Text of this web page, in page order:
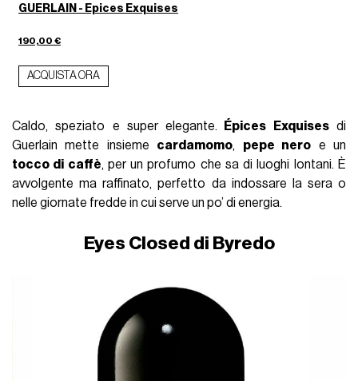
GUERLAIN - Epices Exquises
190,00 €
ACQUISTA ORA
Caldo, speziato e super elegante. Épices Exquisesdi
Guerlain mette insieme cardamomo, pepe nero e un
tocco di caffè, per un profumo che sa di luoghi lontani. È
avvolgente ma raffinato, perfetto da indossare la sera o
nelle giornate fredde in cui serve un po’ di energia.
Eyes Closed di Byredo